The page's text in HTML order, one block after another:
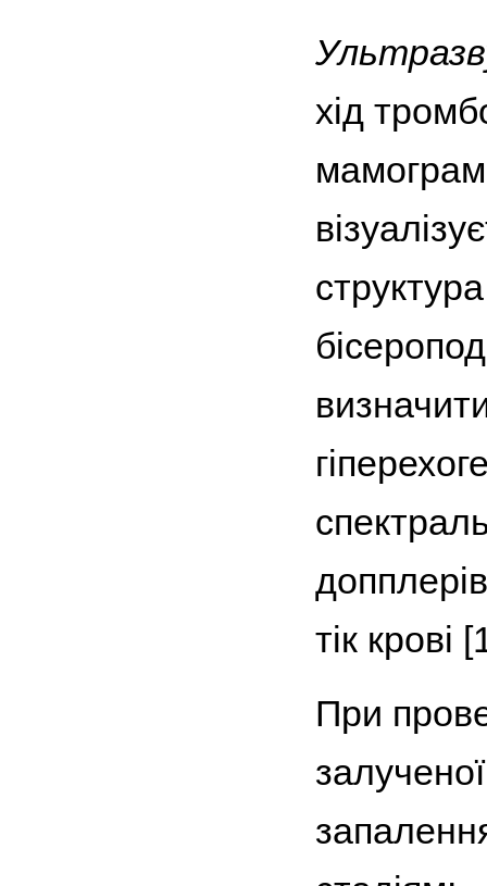
хід
тік крові
При